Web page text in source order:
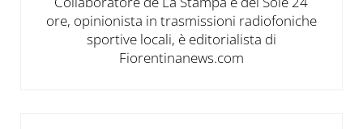
ore, opinionista in trasmissioni radiofoniche
sportive locali, è editorialista di
Fiorentinanews.com